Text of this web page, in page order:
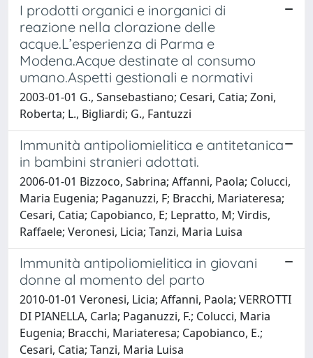
I prodotti organici e inorganici di
reazione nella clorazione delle
acque.L’esperienza di Parma e
Modena.Acque destinate al consumo
umano.Aspetti gestionali e normativi
2003-01-01 G., Sansebastiano; Cesari, Catia; Zoni,
Roberta; L., Bigliardi; G., Fantuzzi
Immunità antipoliomielitica e antitetanica
in bambini stranieri adottati.
2006-01-01 Bizzoco, Sabrina; Affanni, Paola; Colucci,
Maria Eugenia; Paganuzzi, F; Bracchi, Mariateresa;
Cesari, Catia; Capobianco, E; Lepratto, M; Virdis,
Raffaele; Veronesi, Licia; Tanzi, Maria Luisa
Immunità antipoliomielitica in giovani
donne al momento del parto
2010-01-01 Veronesi, Licia; Affanni, Paola; VERROTTI
DI PIANELLA, Carla; Paganuzzi, F.; Colucci, Maria
Eugenia; Bracchi, Mariateresa; Capobianco, E.;
Cesari, Catia; Tanzi, Maria Luisa